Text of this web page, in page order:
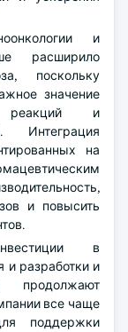
и
расширило
поскольку
значение
реакций и
Интеграция
на
и повысить
в
и разработки и
продолжают
все чаще
поддержки